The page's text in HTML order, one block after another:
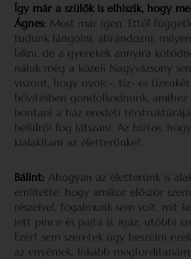
Így már a szülők is elhiszik, hogy
Ágnes: Most már igen. Ettől
tudunk lángolni, ábrándozni,
lakni, de a gyerekek annyira
náluk még a közeli Nagyvázsony
viszont, hogy nyolc-, tíz- és tizenkét
bővítésben gondolkodnunk, amihez
bontani a ház eredeti
belülről fog látszani. Az biztos,
kialakítani az életterünket.
Bálint: Ahogyan az életterünk is
említette, hogy amikor először
részeivel, fogalmunk sem volt, mit
lett pince és pajta is, igaz, utóbbi
Ezért sem szeretek úgy beszélni
az enyémek. Inkább megfordítanám: